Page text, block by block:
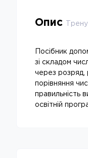
Опис
Посібник
зі складом
через розряд,
порівняння
правильність
освітній